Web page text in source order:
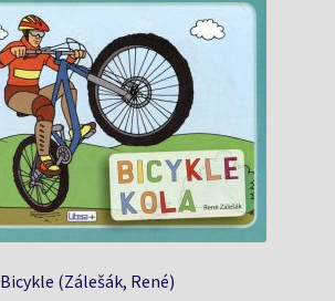
Bicykle (Zálešák, René)